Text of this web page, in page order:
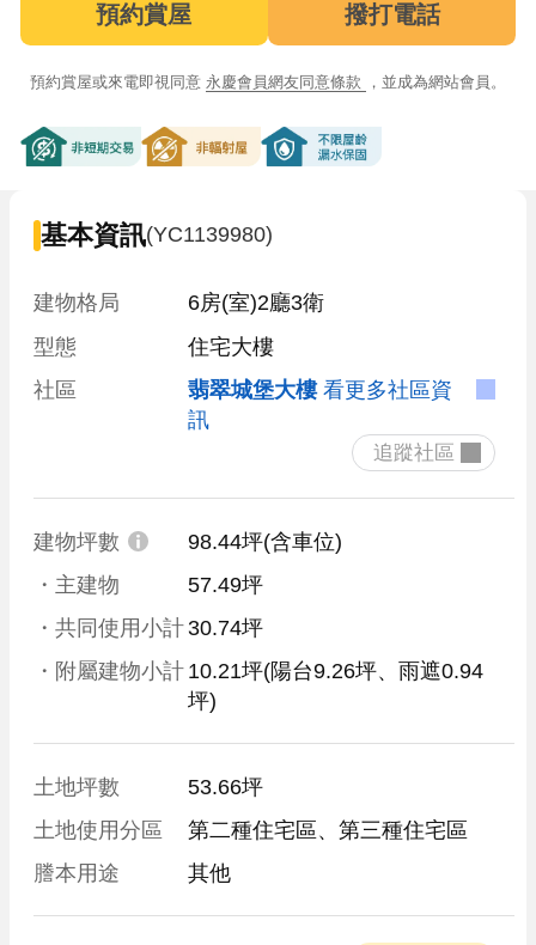
預約賞屋 撥打電話
預約賞屋或來電即視同意 永慶會員網友同意條款 ，並成為網站會員。
基本資訊(YC1139980)
建物格局
6房(室)2廳3衛
型態
住宅大樓
社區
翡翠城堡大樓 看更多社區資
訊
建物坪數 98.44坪(含車位)
・主建物
57.49坪
・共同使用小計 30.74坪
・附屬建物小計 10.21坪(陽台9.26坪、雨遮0.94
坪)
土地坪數
53.66坪
土地使用分區
第二種住宅區、第三種住宅區
謄本用途
其他